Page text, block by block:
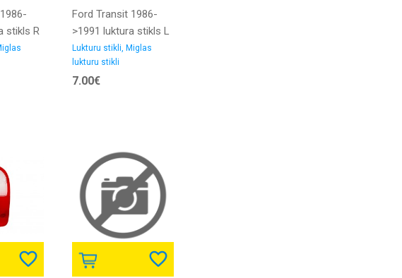
stikls R
Ford Transit 1986-
>1991 luktura stikls L
DJ
Lukturu stikli, Miglas
lukturu stikli
7.00€